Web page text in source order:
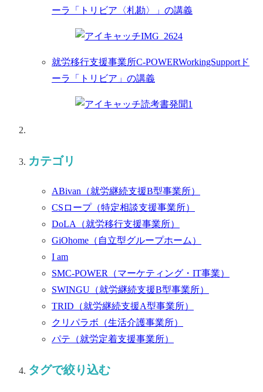
ーラ「トリビア〈札勘〉」の講義
就労移行支援事業所C-POWERWorkingSupportド
ーラ「トリビア」の講義
カテゴリ
ABivan （就労継続支援B型事業所）
CSロープ （特定相談支援事業所）
DoLA （就労移行支援事業所）
GiOhome （自立型グループホーム）
I am
SMC-POWER （マーケティング・IT事業）
SWINGU （就労継続支援B型事業所）
TRID （就労継続支援A型事業所）
クリパラボ （生活介護事業所）
パテ （就労定着支援事業所）
タグで絞り込む